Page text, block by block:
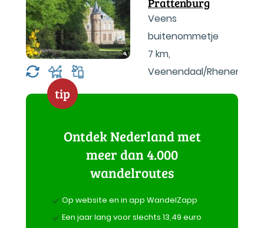
Veens
buitenommetje
7 km,
Veenendaal/Rhenen
tip
Ontdek Nederland met
meer dan 4.000
wandelroutes
Op website en in app WandelZapp
Een jaar lang voor slechts 13,49 euro